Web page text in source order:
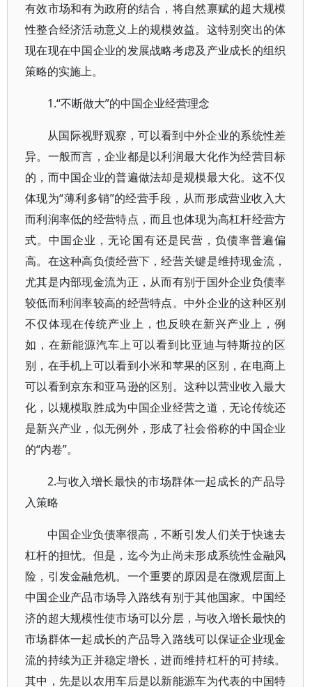
有效市场和有为政府的结合，将自然禀赋的超大规模
性整合经济活动意义上的规模效益。这特别突出的体
现在现在中国企业的发展战略考虑及产业成长的组织
策略的实施上。
1.“不断做大”的中国企业经营理念
从国际视野观察，可以看到中外企业的系统性差
异。一般而言，企业都是以利润最大化作为经营目标
的，而中国企业的普遍做法却是规模最大化。这不仅
体现为“薄利多销”的经营手段，从而形成营业收入大
而利润率低的经营特点，而且也体现为高杠杆经营方
式。中国企业，无论国有还是民营，负债率普遍偏
高。在这种高负债经营下，经营关键是维持现金流，
尤其是内部现金流为正，从而有别于国外企业负债率
较低而利润率较高的经营特点。中外企业的这种区别
不仅体现在传统产业上，也反映在新兴产业上，例
如，在新能源汽车上可以看到比亚迪与特斯拉的区
别，在手机上可以看到小米和苹果的区别，在电商上
可以看到京东和亚马逊的区别。这种以营业收入最大
化，以规模取胜成为中国企业经营之道，无论传统还
是新兴产业，似无例外，形成了社会俗称的中国企业
的“内卷”。
2.与收入增长最快的市场群体一起成长的产品导
入策略
中国企业负债率很高，不断引发人们关于快速去
杠杆的担忧。但是，迄今为止尚未形成系统性金融风
险，引发金融危机。一个重要的原因是在微观层面上
中国企业产品市场导入路线有别于其他国家。中国经
济的超大规模性使市场可以分层，与收入增长最快的
市场群体一起成长的产品导入路线可以保证企业现金
流的持续为正并稳定增长，进而维持杠杆的可持续。
其中，先是以农用车后是以新能源车为代表的中国特